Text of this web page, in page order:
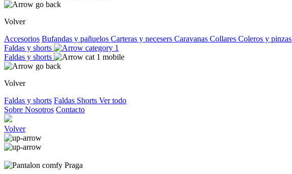
Volver
Accesorios Bufandas y pañuelos Carteras y necesers Caravanas Collares Coleros y pinzas
Faldas y shorts
Faldas y shorts
Volver
Faldas y shorts Faldas Shorts Ver todo
Sobre Nosotros Contacto
Volver